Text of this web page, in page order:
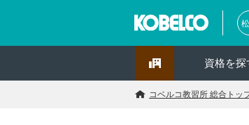
資格を探
コベルコ教習所 総合トッ